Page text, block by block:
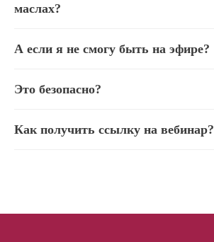
маслах?
А если я не смогу быть на эфире?
Это безопасно?
Как получить ссылку на вебинар?